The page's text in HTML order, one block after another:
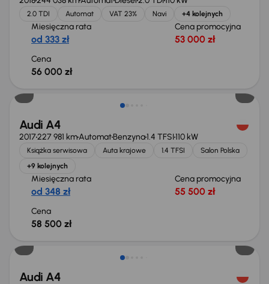
2.0 TDI Automat VAT 23% Navi +4 kolejnych
Miesięczna rata
od 333 zł
Cena promocyjna
53 000 zł
Cena
56 000 zł
Świeżo skupione
Audi A4
2017227 981 kmAutomatBenzyna1.4 TFSI110 kW
Książka serwisowa Auta krajowe 1.4 TFSI
Salon Polska
+9 kolejnych
Miesięczna rata
od 348 zł
Cena promocyjna
55 500 zł
Cena
58 500 zł
Taniej o 1 000 zł
Audi A4